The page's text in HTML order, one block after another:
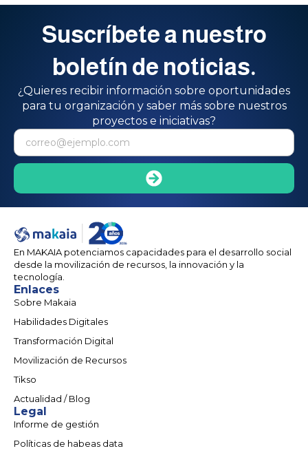
Suscríbete a nuestro
boletín de noticias.
¿Quieres recibir información sobre oportunidades
para tu organización y saber más sobre nuestros
proyectos e iniciativas?
En MAKAIA potenciamos capacidades para el desarrollo social
desde la movilización de recursos, la innovación y la
tecnología.
Enlaces
Sobre Makaia
Habilidades Digitales
Transformación Digital
Movilización de Recursos
Tikso
Actualidad / Blog
Legal
Informe de gestión
Políticas de habeas data